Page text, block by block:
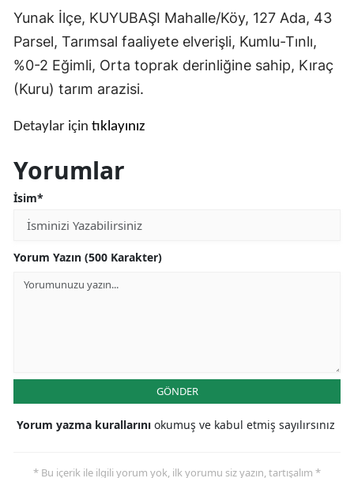
Elazığ
Erzincan
İstanbul
Yunak İlçe, KUYUBAŞI Mahalle/Köy, 127 Ada, 43
Parsel, Tarımsal faaliyete elverişli, Kumlu-Tınlı,
%0-2 Eğimli, Orta toprak derinliğine sahip, Kıraç
(Kuru) tarım arazisi.
Detaylar için tıklayınız
Yorumlar
İsim*
Yorum Yazın (500 Karakter)
GÖNDER
Yorum yazma kurallarını okumuş ve kabul etmiş sayılırsınız
* Bu içerik ile ilgili yorum yok, ilk yorumu siz yazın, tartışalım *